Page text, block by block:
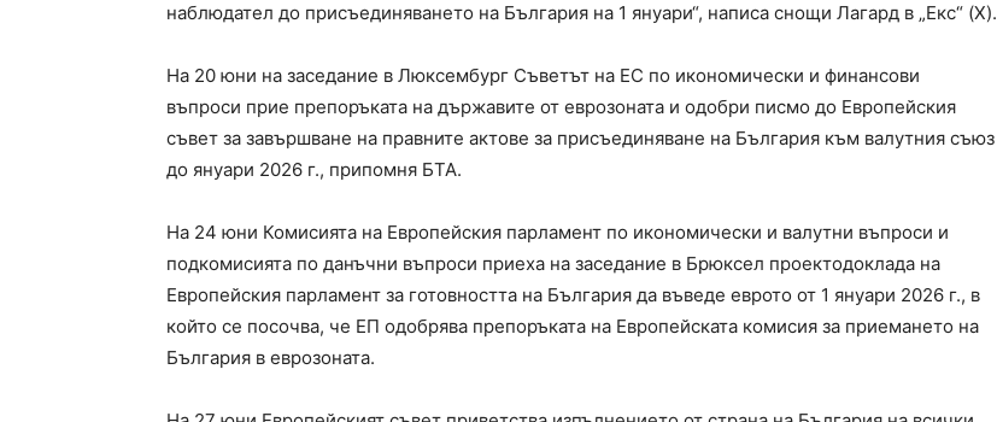
наблюдател до присъединяването на България на 1 януари“, написа снощи Лагард в „Екс“ (X).
На 20 юни на заседание в Люксембург Съветът на ЕС по икономически и финансови
въпроси прие препоръката на държавите от еврозоната и одобри писмо до Европейския
съвет за завършване на правните актове за присъединяване на България към валутния съюз
до януари 2026 г., припомня БТА.
На 24 юни Комисията на Европейския парламент по икономически и валутни въпроси и
подкомисията по данъчни въпроси приеха на заседание в Брюксел проектодоклада на
Европейския парламент за готовността на България да въведе еврото от 1 януари 2026 г., в
който се посочва, че ЕП одобрява препоръката на Европейската комисия за приемането на
България в еврозоната.